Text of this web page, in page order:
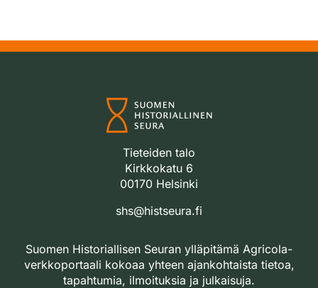
Tieteiden talo
Kirkkokatu 6
00170 Helsinki
shs@histseura.fi
Suomen Historiallisen Seuran ylläpitämä Agricola-
verkkoportaali kokoaa yhteen ajankohtaista tietoa,
tapahtumia, ilmoituksia ja julkaisuja.